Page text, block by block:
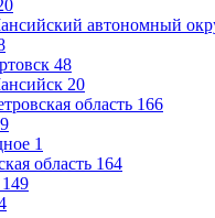
автономный
48
20
область 166
1
область 164
149